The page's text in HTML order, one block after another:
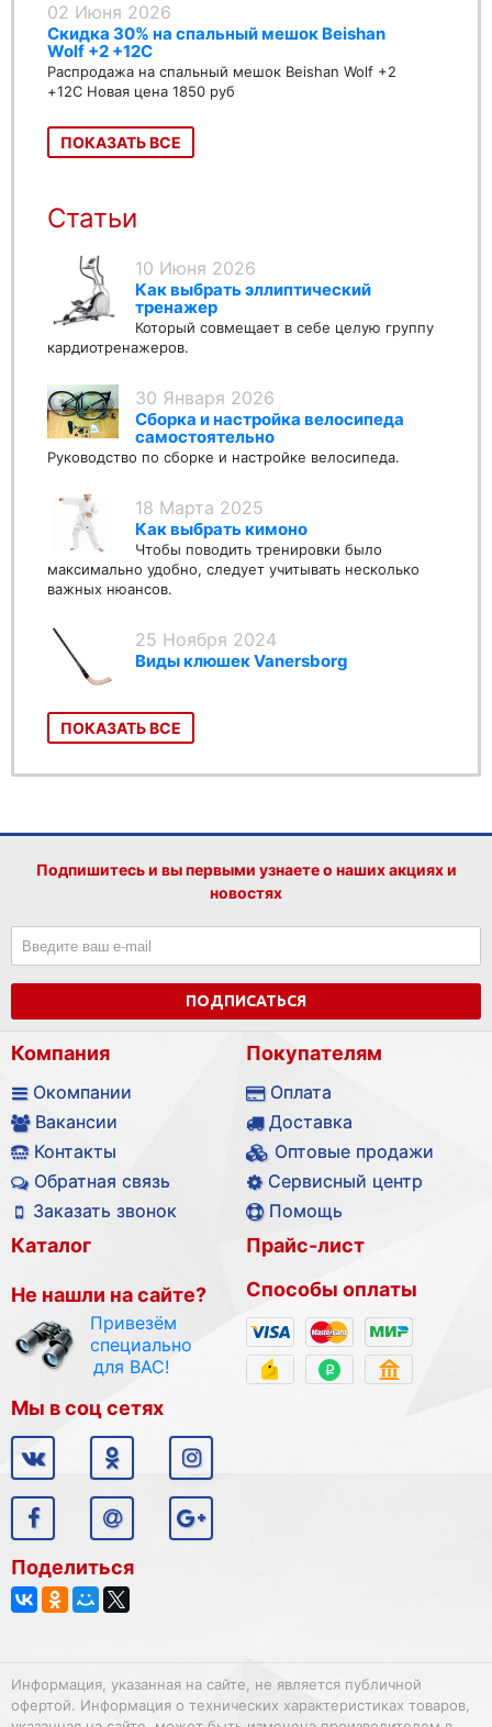
02 Июня 2026
Скидка 30% на спальный мешок Beishan
Wolf +2 +12C
Распродажа на спальный мешок Beishan Wolf +2
+12C Новая цена 1850 руб
ПОКАЗАТЬ ВСЕ
Статьи
10 Июня 2026
Как выбрать эллиптический
тренажер
Который совмещает в себе целую группу
кардиотренажеров.
30 Января 2026
Сборка и настройка велосипеда
самостоятельно
Руководство по сборке и настройке велосипеда.
18 Марта 2025
Как выбрать кимоно
Чтобы поводить тренировки было
максимально удобно, следует учитывать несколько
важных нюансов.
25 Ноября 2024
Виды клюшек Vanersborg
ПОКАЗАТЬ ВСЕ
Подпишитесь и вы первыми узнаете о наших акциях и
новостях
ПОДПИСАТЬСЯ
Компания
Окомпании
Вакансии
Контакты
Обратная связь
Заказать звонок
Покупателям
Оплата
Доставка
Оптовые продажи
Сервисный центр
Помощь
Каталог
Не нашли на сайте?
Привезём
специально
для ВАС!
Прайс-лист
Способы оплаты
Мы в соц сетях
Поделиться
Информация, указанная на сайте, не является публичной
офертой. Информация о технических характеристиках товаров,